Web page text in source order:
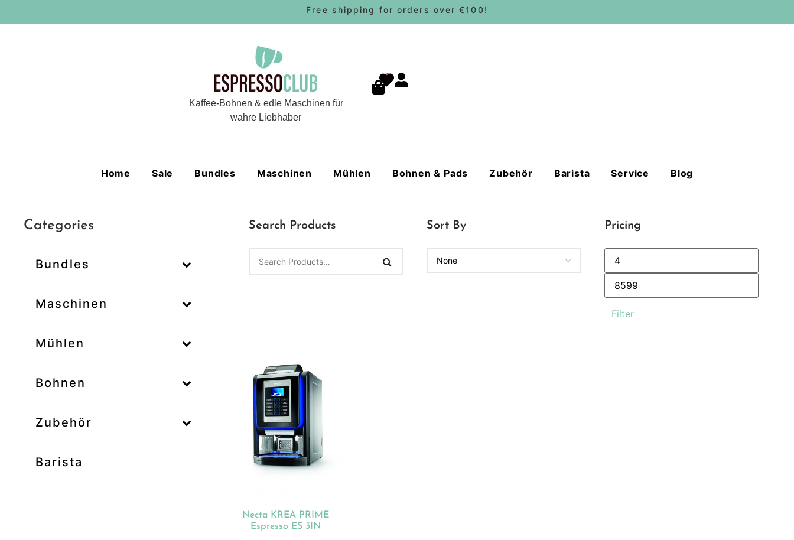
Free shipping for orders over €100!
Kaffee-Bohnen & edle Maschinen für
wahre Liebhaber
0
Home Sale Bundles Maschinen Mühlen Bohnen & Pads Zubehör Barista Service Blog
Categories
Bundles
Maschinen
–
Mühlen
–
Bohnen
–
Zubehör
Barista
Search Products Sort By Pricing
Filter
Zum Verkauf
Produkt-Kategorien
Unkategorisiert(2)
Abonnements(0)
Bundles (18)
Necta KREA PRIME
Espresso ES 3IN